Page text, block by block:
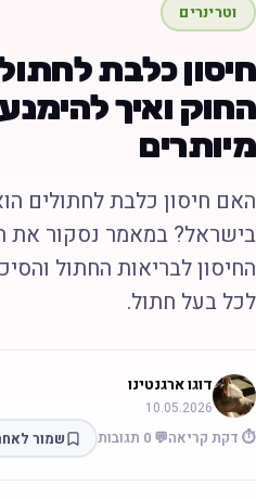
וטרינרים
כלבת
ואיך
חיסון כלבת לחתולים
במאמר נסקור את
לבריאות החתול
בעל חתול.
דוגו ארגנטינו
10.05.2026
דקת קריאה💬 0 תגובות שמור לאחר